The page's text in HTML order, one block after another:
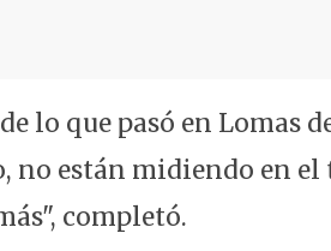
lo que pasó en Lomas
no están midiendo en
completó.